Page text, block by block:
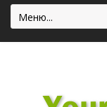
Меню...